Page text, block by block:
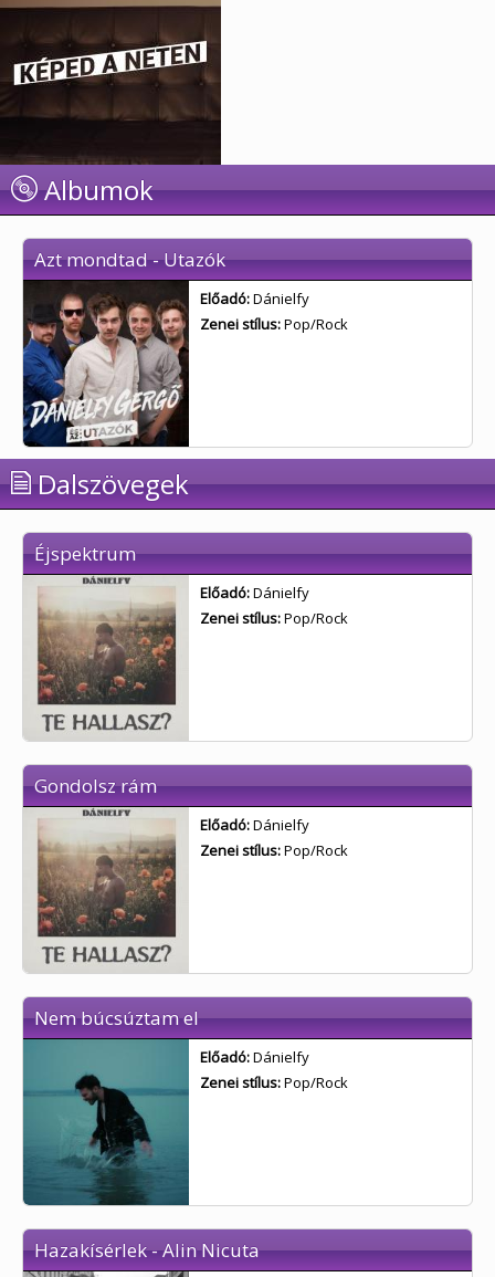
Albumok
Azt mondtad - Utazók
Előadó:Dánielfy
Zenei stílus:Pop/Rock
Dalszövegek
Éjspektrum
Előadó:Dánielfy
Zenei stílus:Pop/Rock
Gondolsz rám
Előadó:Dánielfy
Zenei stílus:Pop/Rock
Nem búcsúztam el
Előadó:Dánielfy
Zenei stílus:Pop/Rock
Hazakísérlek - Alin Nicuta